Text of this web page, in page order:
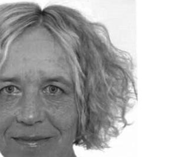
REISEFÜHRER
REISEMAGAZINE
THEMEN
ANGEBOTE